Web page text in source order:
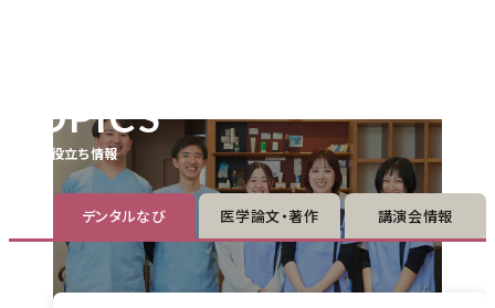
TOPICS
歯のお役立ち情報
デンタルなび 医学論文・著作 講演会情報